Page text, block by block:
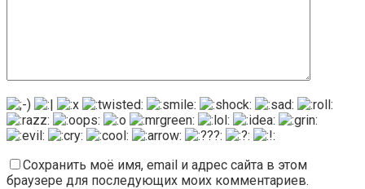
Сохранить моё имя, email и адрес сайта в этом
браузере для последующих моих комментариев.